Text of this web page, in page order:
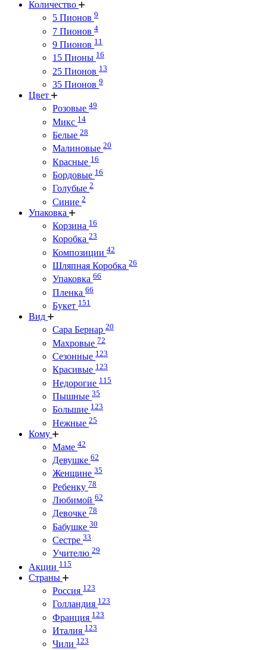
Количество
5 Пионов 9
7 Пионов 4
9 Пионов 11
15 Пионы 16
25 Пионов 13
35 Пионов 9
Цвет
Розовые 49
Микс 14
Белые 28
Малиновые 20
Красные 16
Бордовые 16
Голубые 2
Синие 2
Упаковка
Корзина 16
Коробка 23
Композиции 42
Шляпная Коробка 26
Упаковка 66
Пленка 66
Букет 151
Вид
Сара Бернар 20
Махровые 72
Сезонные 123
Красивые 123
Недорогие 115
Пышные 35
Большие 123
Нежные 25
Кому
Маме 42
Девушке 62
Женщине 35
Ребенку 78
Любимой 62
Девочке 78
Бабушке 30
Сестре 33
Учителю 29
Акции 115
Страны
Россия 123
Голландия 123
Франция 123
Италия 123
Чили 123